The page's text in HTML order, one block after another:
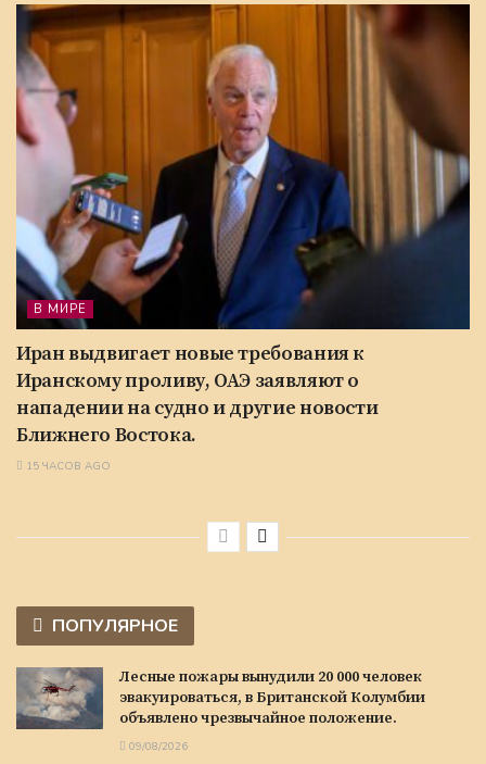
В МИРЕ
Иран выдвигает новые требования к
Иранскому проливу, ОАЭ заявляют о
нападении на судно и другие новости
Ближнего Востока.
15 ЧАСОВ AGO
ПОПУЛЯРНОЕ
Лесные пожары вынудили 20 000 человек
эвакуироваться, в Британской Колумбии
объявлено чрезвычайное положение.
09/08/2026